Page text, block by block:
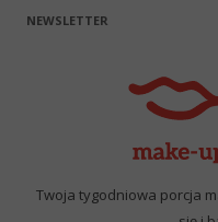
NEWSLETTER
Twoja tygodniowa porcja